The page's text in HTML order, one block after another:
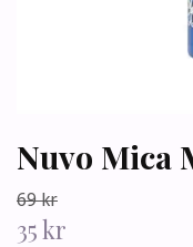
Nuvo Mica
69 kr
35 kr